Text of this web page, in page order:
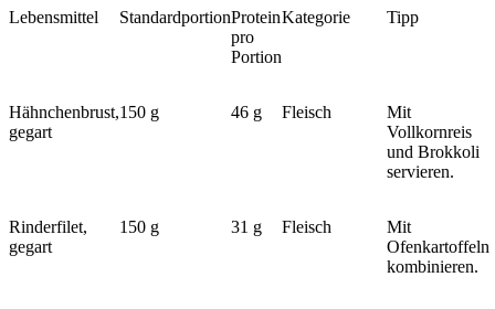
Lebensmittel StandardportionProtein
pro
Portion
Kategorie Tipp
Hähnchenbrust,
gegart
150 g 46 g Fleisch
Mit
Vollkornreis
und Brokkoli
servieren.
Rinderfilet,
gegart
150 g 31 g Fleisch
Mit
Ofenkartoffeln
kombinieren.